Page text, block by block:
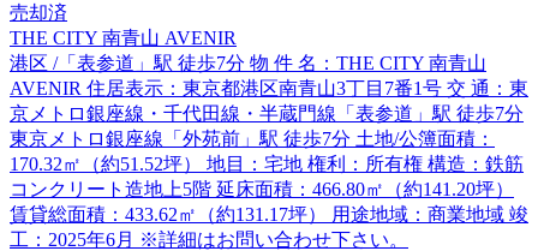
売却済
THE CITY 南青山 AVENIR
港区 /「表参道」駅 徒歩7分 物 件 名：THE CITY 南青山
AVENIR 住居表示：東京都港区南青山3丁目7番1号 交 通：東
京メトロ銀座線・千代田線・半蔵門線「表参道」駅 徒歩7分
東京メトロ銀座線「外苑前」駅 徒歩7分 土地/公簿面積：
170.32㎡（約51.52坪） 地目：宅地 権利：所有権 構造：鉄筋
コンクリート造地上5階 延床面積：466.80㎡（約141.20坪）
賃貸総面積：433.62㎡（約131.17坪） 用途地域：商業地域 竣
工：2025年6月 ※詳細はお問い合わせ下さい。